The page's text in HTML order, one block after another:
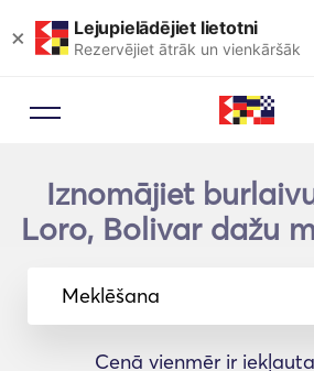
× Lejupielādējiet lietotni
Rezervējiet ātrāk un vienkāršāk
Iznomājiet
Loro, Bolivar dažu
Meklēšana
Cenā vienmēr ir